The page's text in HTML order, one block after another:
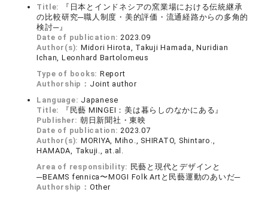
Title:
『日本とインドネシアの窯業場における伝統継承
の比較研究─職人制度・美的評価・流通経路からの多角的
検討─』
Date of publication:2023.09
Author(s): Midori Hirota, Takuji Hamada, Nuridian
Ichan, Leonhard Bartolomeus
Type of books: Report
Authorship： Joint author
Language: Japanese
Title:
『民藝 MINGEI：美は暮らしのなかにある』
Publisher: 朝日新聞社・東映
Date of publication:2023.07
Author(s): MORIYA, Miho., SHIRATO, Shintaro.,
HAMADA, Takuji., at.al.
Area of responsibility: 民藝と現代とデザインと
─BEAMS fennica〜MOGI Folk Artと民藝運動のあいだ─
Authorship： Other